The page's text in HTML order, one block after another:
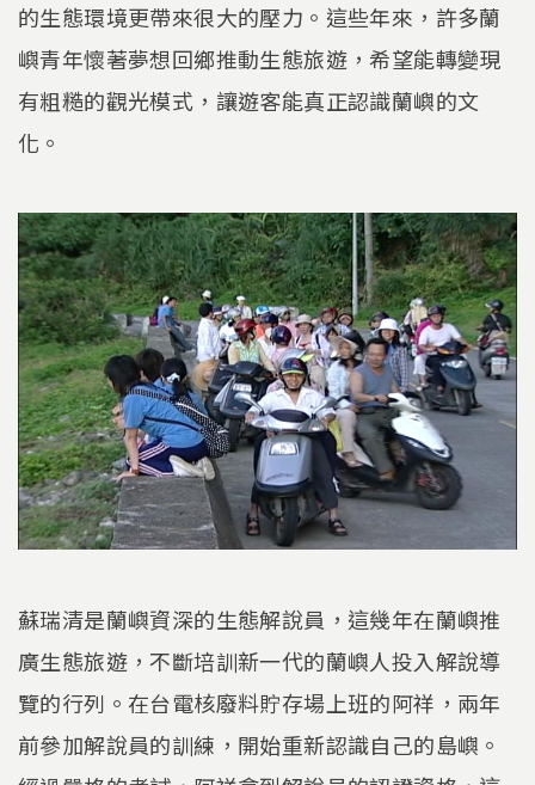
的生態環境更帶來很大的壓力。這些年來，許多蘭
嶼青年懷著夢想回鄉推動生態旅遊，希望能轉變現
有粗糙的觀光模式，讓遊客能真正認識蘭嶼的文
化。
蘇瑞清是蘭嶼資深的生態解說員，這幾年在蘭嶼推
廣生態旅遊，不斷培訓新一代的蘭嶼人投入解說導
覽的行列。在台電核廢料貯存場上班的阿祥，兩年
前參加解說員的訓練，開始重新認識自己的島嶼。